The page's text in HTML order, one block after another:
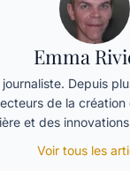
Emma
journaliste. Depuis
de la création
et des
Voir tous les